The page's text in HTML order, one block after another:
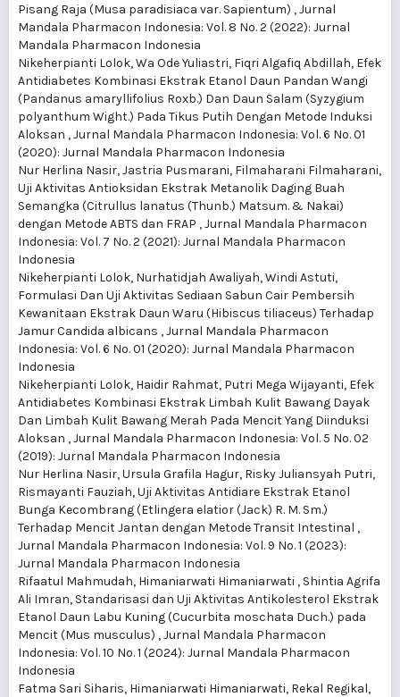
Pisang Raja (Musa paradisiaca var. Sapientum) ,Jurnal
Mandala Pharmacon Indonesia: Vol. 8 No. 2 (2022): Jurnal
Mandala Pharmacon Indonesia
Nikeherpianti Lolok, Wa Ode Yuliastri, Fiqri Algafiq Abdillah, Efek
Antidiabetes Kombinasi Ekstrak Etanol Daun Pandan Wangi
(Pandanus amaryllifolius Roxb.) Dan Daun Salam (Syzygium
polyanthum Wight.) Pada Tikus Putih Dengan Metode Induksi
Aloksan ,Jurnal Mandala Pharmacon Indonesia: Vol. 6 No. 01
(2020): Jurnal Mandala Pharmacon Indonesia
Nur Herlina Nasir, Jastria Pusmarani, Filmaharani Filmaharani,
Uji Aktivitas Antioksidan Ekstrak Metanolik Daging Buah
Semangka (Citrullus lanatus (Thunb.) Matsum. & Nakai)
dengan Metode ABTS dan FRAP ,Jurnal Mandala Pharmacon
Indonesia: Vol. 7 No. 2 (2021): Jurnal Mandala Pharmacon
Indonesia
Nikeherpianti Lolok, Nurhatidjah Awaliyah, Windi Astuti,
Formulasi Dan Uji Aktivitas Sediaan Sabun Cair Pembersih
Kewanitaan Ekstrak Daun Waru (Hibiscus tiliaceus) Terhadap
Jamur Candida albicans ,Jurnal Mandala Pharmacon
Indonesia: Vol. 6 No. 01 (2020): Jurnal Mandala Pharmacon
Indonesia
Nikeherpianti Lolok, Haidir Rahmat, Putri Mega Wijayanti, Efek
Antidiabetes Kombinasi Ekstrak Limbah Kulit Bawang Dayak
Dan Limbah Kulit Bawang Merah Pada Mencit Yang Diinduksi
Aloksan ,Jurnal Mandala Pharmacon Indonesia: Vol. 5 No. 02
(2019): Jurnal Mandala Pharmacon Indonesia
Nur Herlina Nasir, Ursula Grafila Hagur, Risky Juliansyah Putri,
Rismayanti Fauziah,Uji Aktivitas Antidiare Ekstrak Etanol
Bunga Kecombrang (Etlingera elatior (Jack) R. M. Sm.)
Terhadap Mencit Jantan dengan Metode Transit Intestinal ,
Jurnal Mandala Pharmacon Indonesia: Vol. 9 No. 1 (2023):
Jurnal Mandala Pharmacon Indonesia
Rifaatul Mahmudah, Himaniarwati Himaniarwati , Shintia Agrifa
Ali Imran, Standarisasi dan Uji Aktivitas Antikolesterol Ekstrak
Etanol Daun Labu Kuning (Cucurbita moschata Duch.) pada
Mencit (Mus musculus) ,Jurnal Mandala Pharmacon
Indonesia: Vol. 10 No. 1 (2024): Jurnal Mandala Pharmacon
Indonesia
Fatma Sari Siharis, Himaniarwati Himaniarwati, Rekal Regikal,